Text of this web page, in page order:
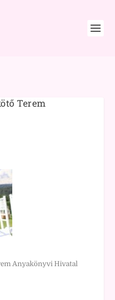
Terem
Anyakönyvi Hivatal